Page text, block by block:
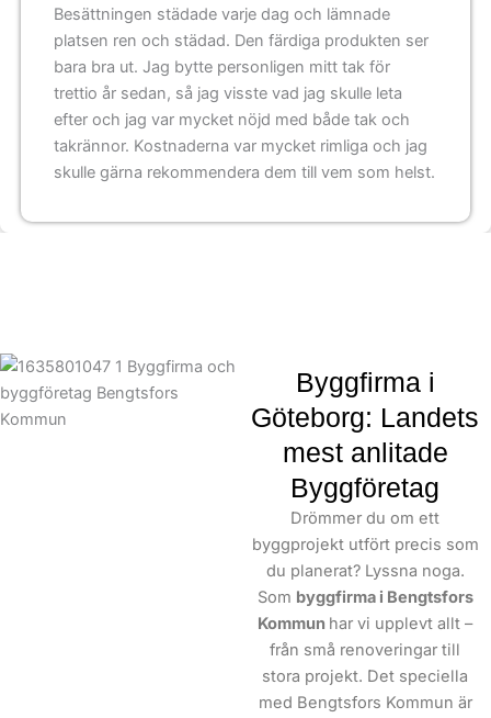
Besättningen städade varje dag och lämnade
platsen ren och städad. Den färdiga produkten ser
bara bra ut. Jag bytte personligen mitt tak för
trettio år sedan, så jag visste vad jag skulle leta
efter och jag var mycket nöjd med både tak och
takrännor. Kostnaderna var mycket rimliga och jag
skulle gärna rekommendera dem till vem som helst.
Byggfirma i
Göteborg: Landets
mest anlitade
Byggföretag
Drömmer du om ett
byggprojekt utfört precis som
du planerat? Lyssna noga.
Som byggfirma i Bengtsfors
Kommun har vi upplevt allt –
från små renoveringar till
stora projekt. Det speciella
med Bengtsfors Kommun är